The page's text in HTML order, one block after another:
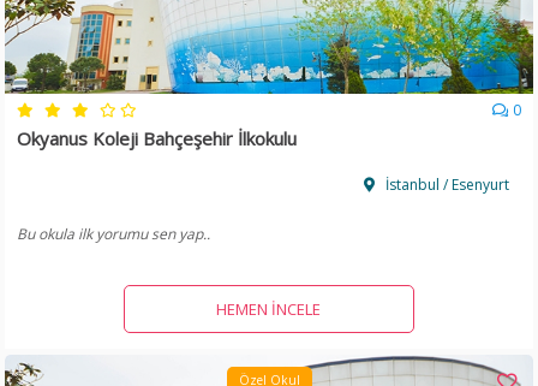
0
Okyanus Koleji Bahçeşehir İlkokulu
İstanbul / Esenyurt
Bu okula ilk yorumu sen yap..
HEMEN İNCELE
Özel Okul